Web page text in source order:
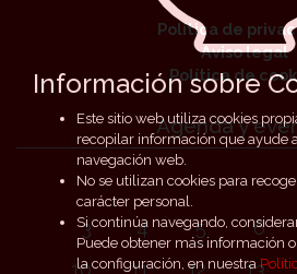
Política de
Aviso legal
Política de
Agenda y
3
4 5 6
Información sobre
Este sitio web utiliza cookies
recopilar información que ayude
navegación web.
No se utilizan cookies para
carácter personal.
Si continúa navegando,
Puede obtener más información
la configuración, en nuestra